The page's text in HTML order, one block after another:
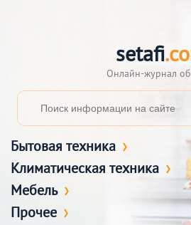
setafi
Онлайн-журнал
Бытовая техника
Климатическая техника
Мебель
Прочее